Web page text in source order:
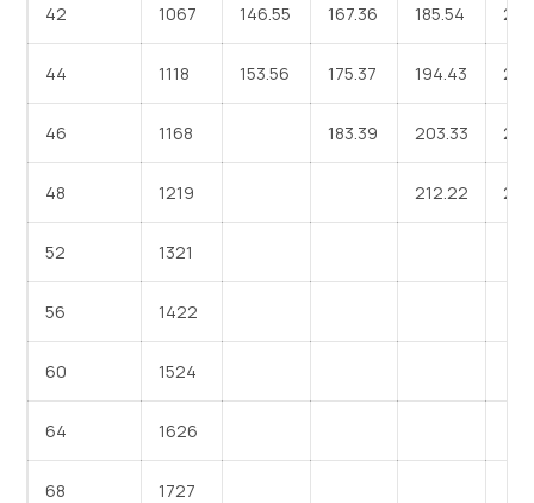
42 1067 146.55 167.36 185.54
44 1118 153.56 175.37 194.43
46 1168 183.39 203.33
48 1219 212.22
52 1321
56 1422
60 1524
64 1626
68 1727